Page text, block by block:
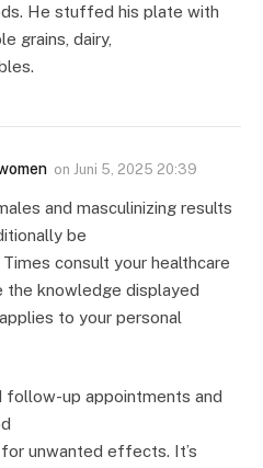
He stuffed his plate with
grains, dairy,
on Juni 5, 2025 20:39
and masculinizing results
be
consult your healthcare
the knowledge displayed
to your personal
follow-up appointments and
unwanted effects. It’s